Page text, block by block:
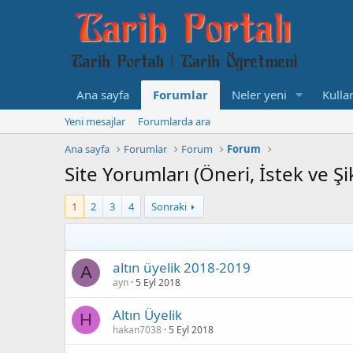
Ana sayfa Forumlar Neler yeni
Yeni mesajlar
Forumlarda ara
Ana sayfa
Forumlar Forum Forum
Site Yorumları (Öneri, İstek ve
1 2 3 4 Sonraki
A altın üyelik 2018-2019
ayn 5 Eyl 2018
H Altın Üyelik
hakan7038 5 Eyl 2018